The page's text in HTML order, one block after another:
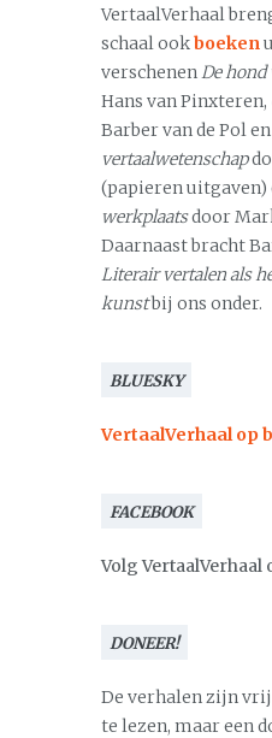
VertaalVerhaal
schaal ookboeken
verschenenDe hond
Hans van Pinxteren,
Barber van de Pol en
vertaalwetenschap
(papieren uitgaven)
werkplaatsdoor
Daarnaast bracht
Literair vertalen als
kunstbij ons onder.
BLUESKY
VertaalVerhaal op
FACEBOOK
Volg VertaalVerhaal
DONEER!
De verhalen zijn
te lezen, maar een